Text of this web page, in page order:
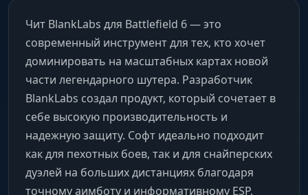
Чит BlankLabs для Battlefield 6 — это
современный инструмент для тех, кто хочет
доминировать на масштабных картах новой
части легендарного шутера. Разработчик
BlankLabs создал продукт, который сочетает в
себе высокую производительность и
надежную защиту. Софт идеально подходит
как для пехотных боев, так и для снайперских
дуэлей на больших дистанциях благодаря
точному аимботу и информативному ESP.